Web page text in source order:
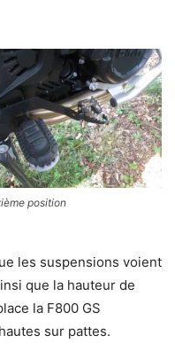
position
les suspensions voient
que la hauteur de
la F800 GS
sur pattes.